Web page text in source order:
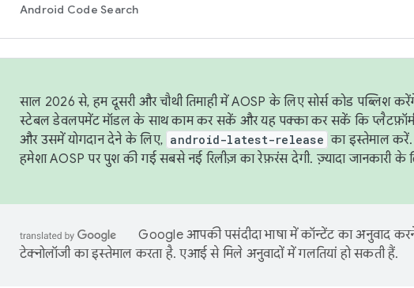
Android Code Search
साल 2026 से, हम दूसरी और चौथी तिमाही में AOSP के लिए सोर्स कोड पब्लिश
स्टेबल डेवलपमेंट मॉडल के साथ काम कर सकें और यह पक्का कर सकें कि प्लैटफ़ॉर्म,
और उसमें योगदान देने के लिए, android-latest-release का इस्तेमाल करें.
हमेशा AOSP पर पुश की गई सबसे नई रिलीज़ का रेफ़रंस देगी. ज़्यादा जानकारी के
Google आपकी पसंदीदा भाषा में कॉन्टेंट का अनुवाद
टेक्नोलॉजी का इस्तेमाल करता है. एआई से मिले अनुवादों में गलतियां हो सकती हैं.